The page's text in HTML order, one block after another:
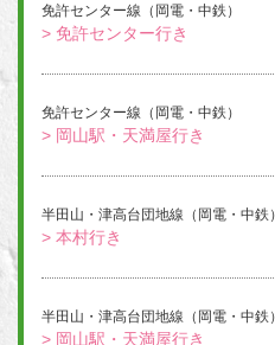
免許センター線（岡電・中鉄）
> 免許センター行き
免許センター線（岡電・中鉄）
> 岡山駅・天満屋行き
半田山・津高台団地線（岡電・中鉄）
> 本村行き
半田山・津高台団地線（岡電・中鉄）
> 岡山駅・天満屋行き